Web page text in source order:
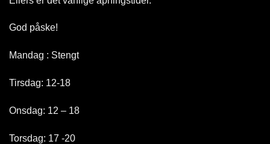
God påske!
Mandag : Stengt
Tirsdag: 12-18
Onsdag: 12 – 18
Torsdag: 17 -20